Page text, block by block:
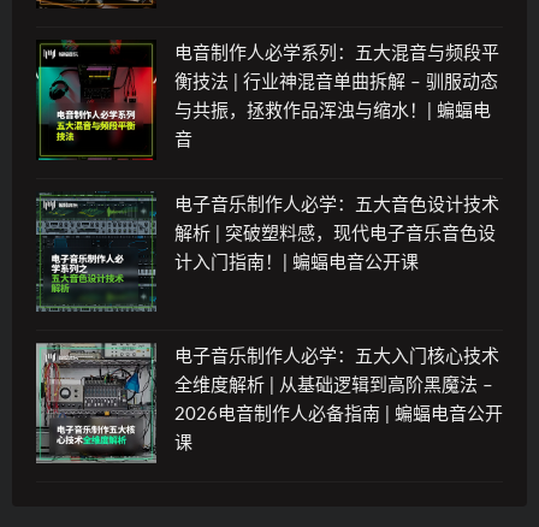
电音制作人必学系列：五大混音与频段平
衡技法 | 行业神混音单曲拆解 – 驯服动态
与共振，拯救作品浑浊与缩水！| 蝙蝠电
音
电子音乐制作人必学：五大音色设计技术
解析 | 突破塑料感，现代电子音乐音色设
计入门指南！| 蝙蝠电音公开课
电子音乐制作人必学：五大入门核心技术
全维度解析 | 从基础逻辑到高阶黑魔法 –
2026电音制作人必备指南 | 蝙蝠电音公开
课